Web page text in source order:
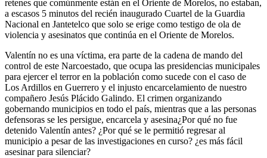
retenes que comúnmente están en el Oriente de Morelos, no estaban,
a escasos 5 minutos del recién inaugurado Cuartel de la Guardia
Nacional en Jantetelco que solo se erige como testigo de ola de
violencia y asesinatos que continúa en el Oriente de Morelos.
Valentín no es una víctima, era parte de la cadena de mando del
control de este Narcoestado, que ocupa las presidencias municipales
para ejercer el terror en la población como sucede con el caso de
Los Ardillos en Guerrero y el injusto encarcelamiento de nuestro
compañero Jesús Plácido Galindo. El crimen organizando
gobernando municipios en todo el país, mientras que a las personas
defensoras se les persigue, encarcela y asesina¿Por qué no fue
detenido Valentín antes? ¿Por qué se le permitió regresar al
municipio a pesar de las investigaciones en curso? ¿es más fácil
asesinar para silenciar?